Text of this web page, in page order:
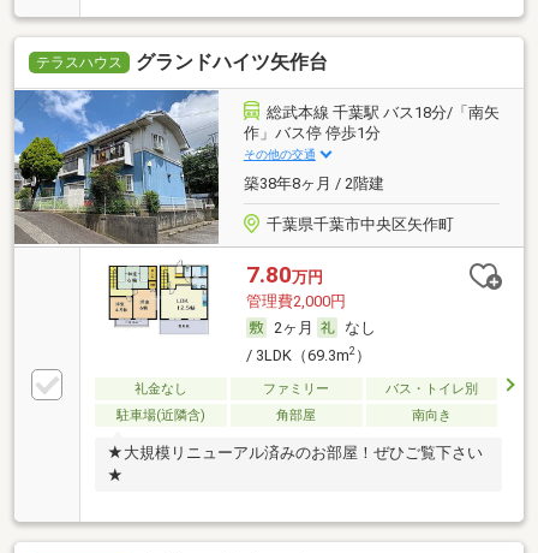
テラスハウス グランドハイツ矢作台
総武本線 千葉駅 バス18分/「南矢
作」バス停 停歩1分
その他の交通
築38年8ヶ月 / 2階建
千葉県千葉市中央区矢作町
7.80万円
管理費2,000円
2ヶ月
なし
/ 3LDK（69.3m2）
礼金なし ファミリー
バス・トイレ別
駐車場(近隣含)
角部屋 南向き
★大規模リニューアル済みのお部屋！ぜひご覧下さい
★